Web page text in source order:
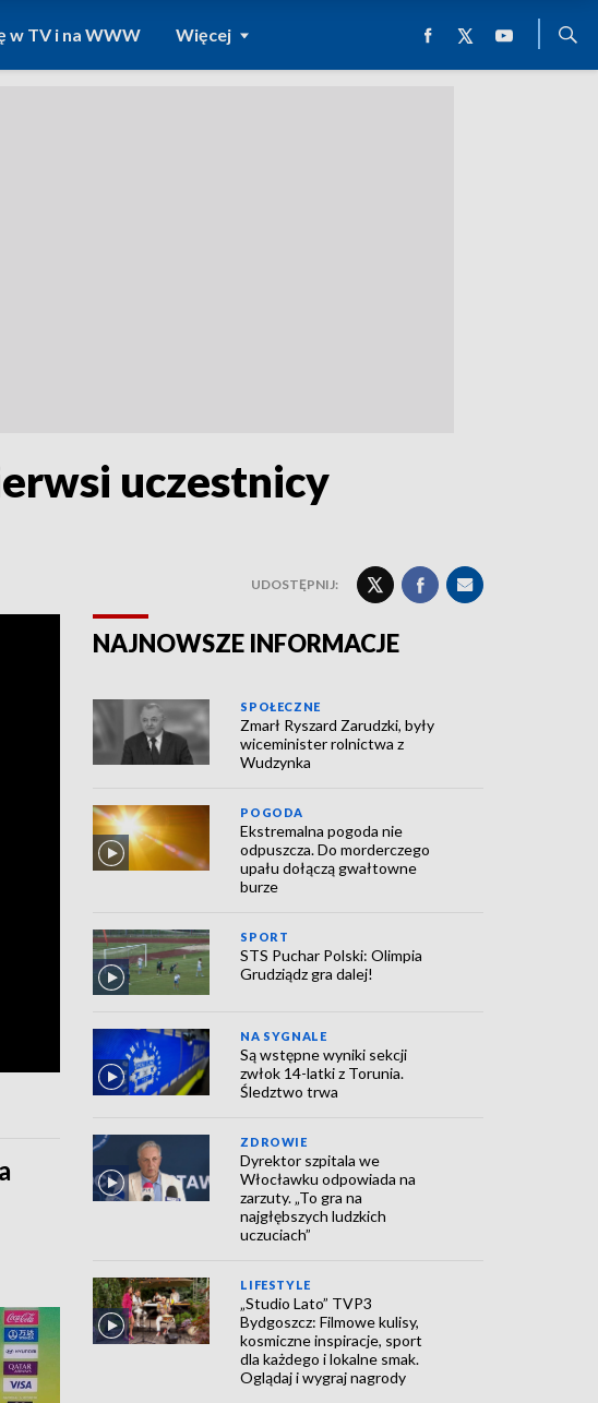
w TV i na WWW Więcej
uczestnicy
UDOSTĘPNIJ:
NAJNOWSZE INFORMACJE
SPOŁECZNE
Zmarł Ryszard Zarudzki, były
wiceminister rolnictwa z
Wudzynka
POGODA
Ekstremalna pogoda nie
odpuszcza. Do morderczego
upału dołączą gwałtowne
burze
SPORT
STS Puchar Polski: Olimpia
Grudziądz gra dalej!
NA SYGNALE
Są wstępne wyniki sekcji
zwłok 14-latki z Torunia.
Śledztwo trwa
ZDROWIE
Dyrektor szpitala we
Włocławku odpowiada na
zarzuty. „To gra na
najgłębszych ludzkich
uczuciach”
LIFESTYLE
„Studio Lato” TVP3
Bydgoszcz: Filmowe kulisy,
kosmiczne inspiracje, sport
dla każdego i lokalne smak.
Oglądaj i wygraj nagrody